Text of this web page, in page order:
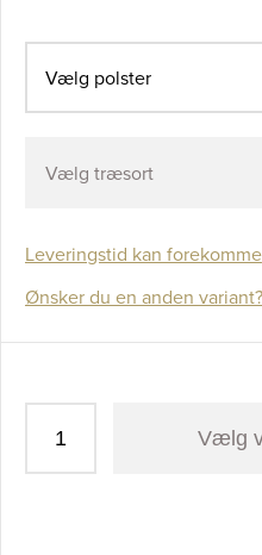
Vælg polster
Vælg træsort
Leveringstid kan forekomme
Ønsker du en anden variant?
Vælg